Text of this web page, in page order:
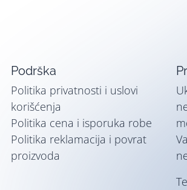
Podrška
Politika privatnosti i uslovi
korišćenja
Politika cena i isporuka robe
Politika reklamacija i povrat
proizvoda